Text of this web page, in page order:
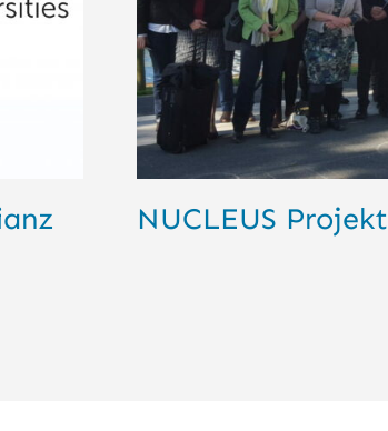
NUCLEUS Projekt